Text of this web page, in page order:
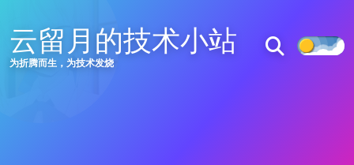
云留月的技术小站
为折腾而生，为技术发烧